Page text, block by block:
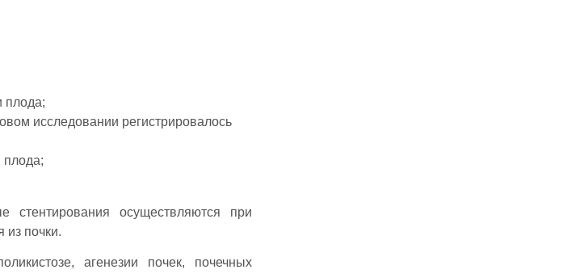
плода;
исследовании регистрировалось
плода;
стентирования осуществляются при
из почки.
агенезии почек, почечных